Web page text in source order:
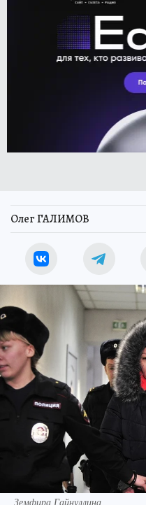
Олег ГАЛИМОВ
Земфира Гайнуллина